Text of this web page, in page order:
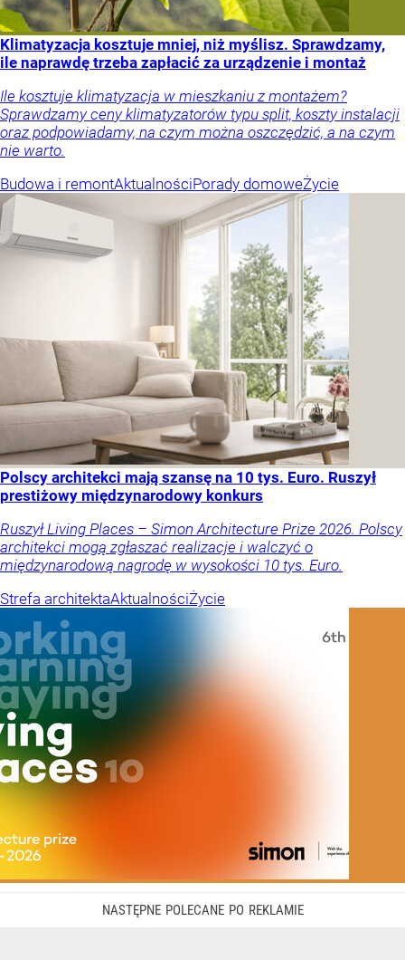
Klimatyzacja kosztuje mniej, niż myślisz. Sprawdzamy,
ile naprawdę trzeba zapłacić za urządzenie i montaż
Ile kosztuje klimatyzacja w mieszkaniu z montażem?
Sprawdzamy ceny klimatyzatorów typu split, koszty instalacji
oraz podpowiadamy, na czym można oszczędzić, a na czym
nie warto.
Budowa i remontAktualnościPorady domoweŻycie
Polscy architekci mają szansę na 10 tys. Euro. Ruszył
prestiżowy międzynarodowy konkurs
Ruszył Living Places – Simon Architecture Prize 2026. Polscy
architekci mogą zgłaszać realizacje i walczyć o
międzynarodową nagrodę w wysokości 10 tys. Euro.
Strefa architektaAktualnościŻycie